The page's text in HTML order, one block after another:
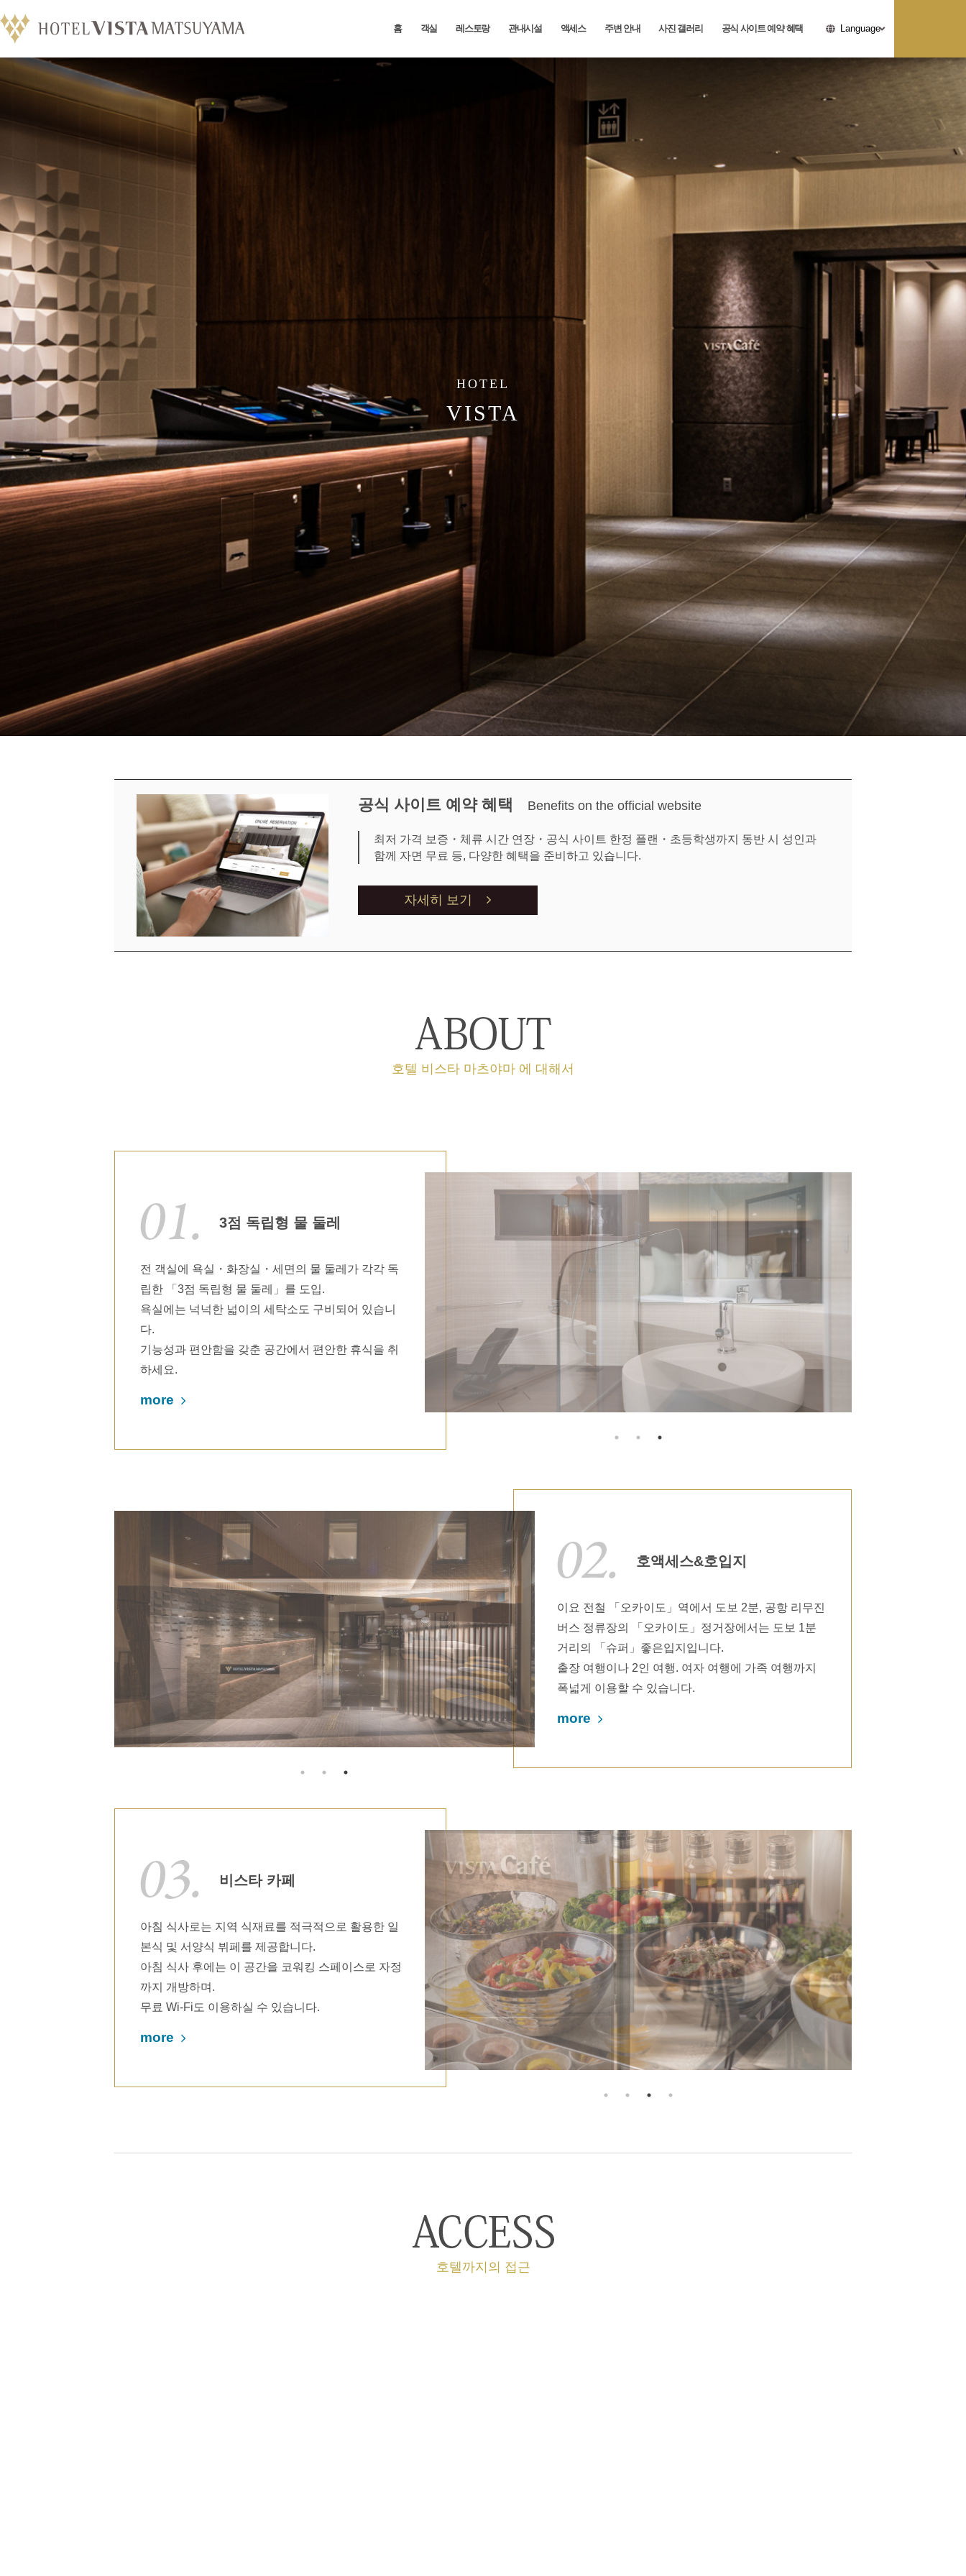
홈 객실 레스토랑 관내시설 액세스 주변 안내 사진 갤러리 공식 사이트 예약 혜택 Language
HOTEL
VISTA
공식 사이트 예약 혜택 Benefits on the official website
최저 가격 보증・체류 시간 연장・공식 사이트 한정 플랜・초등학생까지 동반 시 성인과
함께 자면 무료 등, 다양한 혜택을 준비하고 있습니다.
자세히 보기
호텔 비스타 마츠야마 에 대해서
3점 독립형 물 둘레
전 객실에 욕실・화장실・세면의 물 둘레가 각각 독
립한 「3점 독립형 물 둘레」를 도입.
욕실에는 넉넉한 넓이의 세탁소도 구비되어 있습니
다.
기능성과 편안함을 갖춘 공간에서 편안한 휴식을 취
하세요.
more
호액세스&호입지
이요 전철 「오카이도」역에서 도보 2분, 공항 리무진
버스 정류장의 「오카이도」정거장에서는 도보 1분
거리의 「슈퍼」좋은입지입니다.
출장 여행이나 2인 여행. 여자 여행에 가족 여행까지
폭넓게 이용할 수 있습니다.
more
비스타 카페
아침 식사로는 지역 식재료를 적극적으로 활용한 일
본식 및 서양식 뷔페를 제공합니다.
아침 식사 후에는 이 공간을 코워킹 스페이스로 자정
까지 개방하며.
무료 Wi-Fi도 이용하실 수 있습니다.
more
호텔까지의 접근